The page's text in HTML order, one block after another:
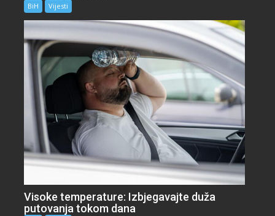
BiH Vijesti
Visoke temperature: Izbjegavajte duža
putovanja tokom dana